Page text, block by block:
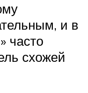
и в
часто
схожей